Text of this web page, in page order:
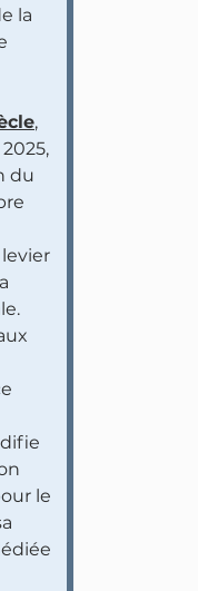
la
,
du
le